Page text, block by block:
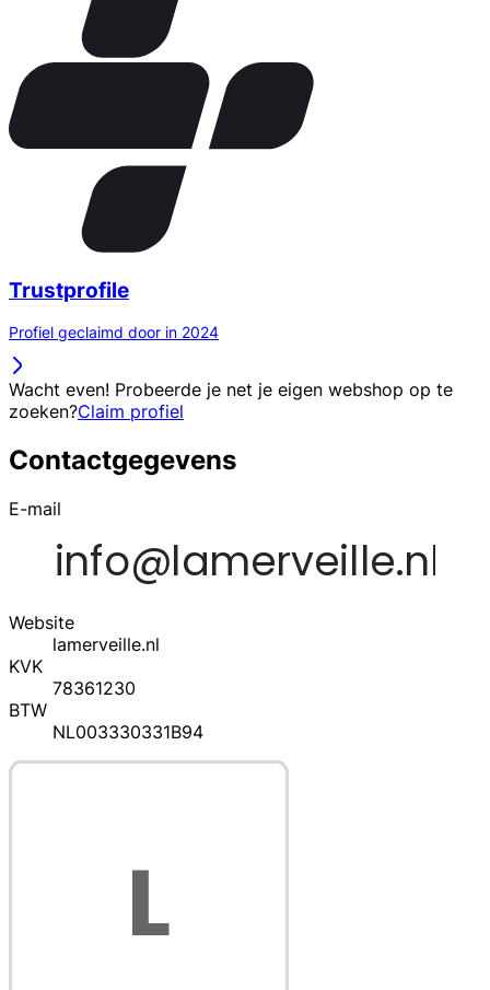
Trustprofile
Profiel geclaimd door in 2024
Wacht even! Probeerde je net je eigen webshop op te
zoeken?Claim profiel
Contactgegevens
E-mail
Website
lamerveille.nl
KVK
78361230
BTW
NL003330331B94